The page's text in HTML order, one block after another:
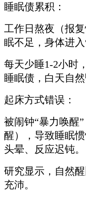
睡眠债累积：
工作日熬夜（报
眠不足，身体进入
每天少睡1-2小时
睡眠债，白天自然
起床方式错误：
被闹钟“暴力唤醒
醒），导致睡眠
头晕、反应迟钝。
研究显示，自然
充沛。